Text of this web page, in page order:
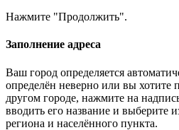
Нажмите "Продолжить".
Заполнение адреса
Ваш город определяется
определён неверно или вы хотите
другом городе, нажмите на
вводить его название и выберите
региона и населённого пункта.